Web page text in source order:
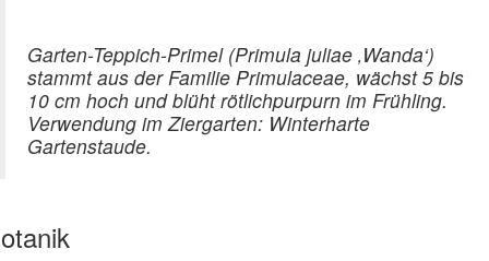
Garten-Teppich-Primel (Primula juliae ‚Wanda‘)
stammt aus der Familie Primulaceae, wächst 5 bis
10 cm hoch und blüht rötlichpurpurn im Frühling.
Verwendung im Ziergarten: Winterharte
Gartenstaude.